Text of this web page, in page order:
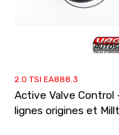
2.0 TSI EA888.3
Active Valve Control
lignes origines et